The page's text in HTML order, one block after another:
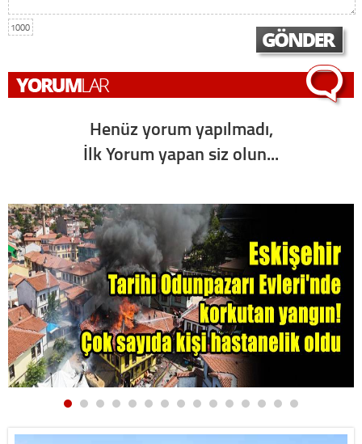
1000
Henüz yorum yapılmadı,
İlk Yorum yapan siz olun...